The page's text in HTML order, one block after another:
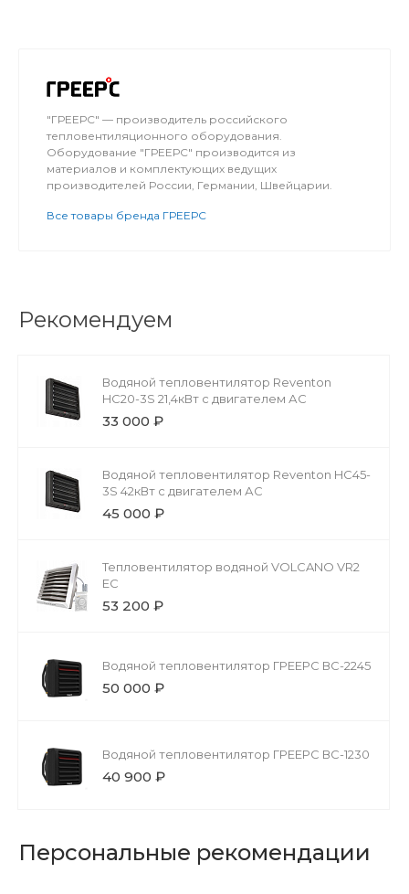
"ГРЕЕРС" — производитель российского
тепловентиляционного оборудования.
Оборудование "ГРЕЕРС" производится из
материалов и комплектующих ведущих
производителей России, Германии, Швейцарии.
Все товары бренда ГРЕЕРС
Рекомендуем
Водяной тепловентилятор Reventon
HC20-3S 21,4кВт с двигателем АС
33 000 ₽
Водяной тепловентилятор Reventon HC45-
3S 42кВт с двигателем АС
45 000 ₽
Тепловентилятор водяной VOLCANO VR2
EC
53 200 ₽
Водяной тепловентилятор ГРЕЕРС ВС-2245
50 000 ₽
Водяной тепловентилятор ГРЕЕРС ВС-1230
40 900 ₽
Персональные рекомендации